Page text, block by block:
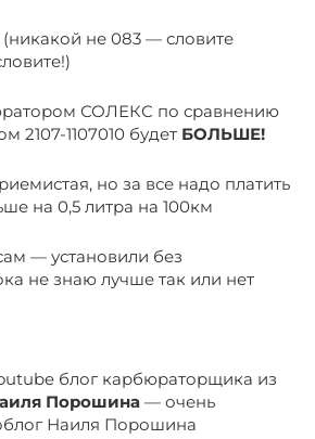
не 083 — словите
СОЛЕКС по сравнению
2107-1107010 будет БОЛЬШЕ!
но за все надо платить
на 0,5 литра на 100км
— установили без
не знаю лучше так или нет
блог карбюраторщика из
Порошина — очень
Наиля Порошина